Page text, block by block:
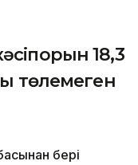
18,3
төлемеген
бері